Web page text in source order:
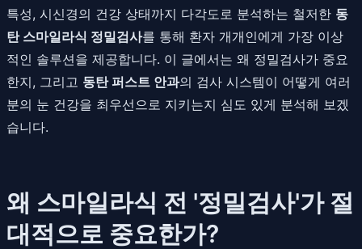
특성, 시신경의 건강 상태까지 다각도로 분석하는 철저한 동
탄 스마일라식 정밀검사를 통해 환자 개개인에게 가장 이상
적인 솔루션을 제공합니다. 이 글에서는 왜 정밀검사가 중요
한지, 그리고 동탄 퍼스트 안과의 검사 시스템이 어떻게 여러
분의 눈 건강을 최우선으로 지키는지 심도 있게 분석해 보겠
습니다.
왜 스마일라식 전 '정밀검사'가 절
대적으로 중요한가?